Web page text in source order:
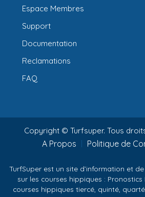
Espace Membres
Support
Documentation
Reclamations
FAQ
Copyright © Turfsuper. Tous
A Propos Politique de
TurfSuper est un site d’information et
sur les courses hippiques : Pronostics
courses hippiques tiercé, quinté,